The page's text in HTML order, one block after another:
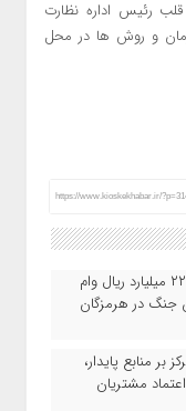
رئیس اداره نظارت
و روش ها در محل
https://www.kioskekhabar.ir/
تسهیل در پرداخت بیش از ۲۲۰۰ میلیارد ریال وام
جنگ در هرمزگان
بر منابع پایدار،
مشتریان